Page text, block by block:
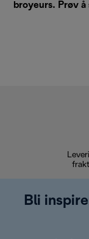
broyeurs. Prøv
Bli